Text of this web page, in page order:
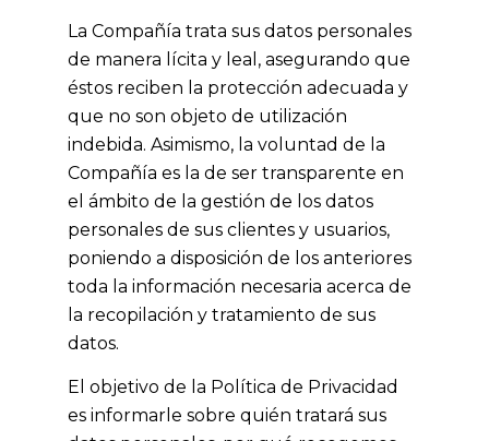
La Compañía trata sus datos personales
de manera lícita y leal, asegurando que
éstos reciben la protección adecuada y
que no son objeto de utilización
indebida. Asimismo, la voluntad de la
Compañía es la de ser transparente en
el ámbito de la gestión de los datos
personales de sus clientes y usuarios,
poniendo a disposición de los anteriores
toda la información necesaria acerca de
la recopilación y tratamiento de sus
datos.
El objetivo de la Política de Privacidad
es informarle sobre quién tratará sus